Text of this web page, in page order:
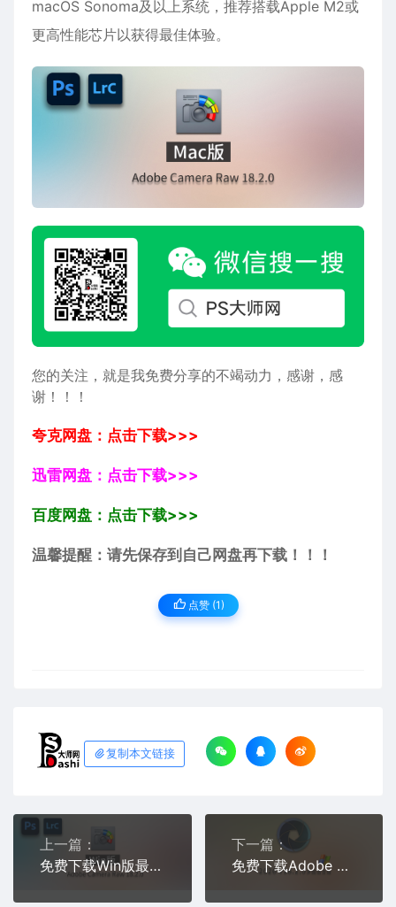
macOS Sonoma及以上系统，推荐搭载Apple M2或
更高性能芯片以获得最佳体验。
您的关注，就是我免费分享的不竭动力，感谢，感
谢！！！
夸克网盘：点击下载>>>
迅雷网盘：点击下载>>>
百度网盘：点击下载>>>
温馨提醒：请先保存到自己网盘再下载！！！
点赞 (1)
复制本文链接
上一篇：
免费下载Win版最新中文PS增效工具插件Adobe Camera Raw 2026 ACR v18.2.0摄影后期一键安装包预设Lrc照片文件文档格式打开处理编辑
下一篇：
免费下载Adobe DNG Converter v18.2.0 for Win多国语言中文版安装包图片RAW相机照片格式转换器Lrc数字负片PS插件软件工具